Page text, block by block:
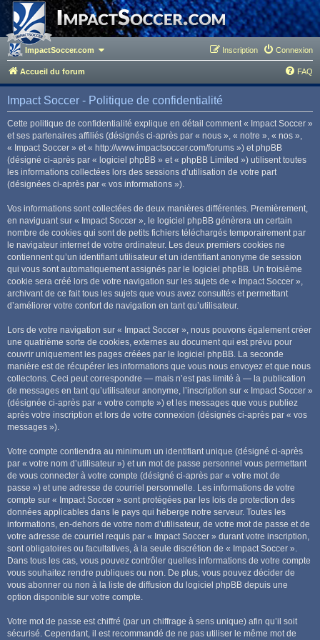
ImpactSoccer.com Connexion
Inscription
Accueil du forum FAQ
Impact Soccer - Politique de confidentialité
Cette politique de confidentialité explique en détail comment « Impact Soccer »
et ses partenaires affiliés (désignés ci-après par « nous », « notre », « nos »,
« Impact Soccer » et « http://www.impactsoccer.com/forums ») et phpBB
(désigné ci-après par « logiciel phpBB » et « phpBB Limited ») utilisent toutes
les informations collectées lors des sessions d’utilisation de votre part
(désignées ci-après par « vos informations »).
Vos informations sont collectées de deux manières différentes. Premièrement,
en naviguant sur « Impact Soccer », le logiciel phpBB génèrera un certain
nombre de cookies qui sont de petits fichiers téléchargés temporairement par
le navigateur internet de votre ordinateur. Les deux premiers cookies ne
contiennent qu’un identifiant utilisateur et un identifiant anonyme de session
qui vous sont automatiquement assignés par le logiciel phpBB. Un troisième
cookie sera créé lors de votre navigation sur les sujets de « Impact Soccer »,
archivant de ce fait tous les sujets que vous avez consultés et permettant
d’améliorer votre confort de navigation en tant qu’utilisateur.
Lors de votre navigation sur « Impact Soccer », nous pouvons également créer
une quatrième sorte de cookies, externes au document qui est prévu pour
couvrir uniquement les pages créées par le logiciel phpBB. La seconde
manière est de récupérer les informations que vous nous envoyez et que nous
collectons. Ceci peut correspondre — mais n’est pas limité à — la publication
de messages en tant qu’utilisateur anonyme, l’inscription sur « Impact Soccer »
(désignée ci-après par « votre compte ») et les messages que vous publiez
après votre inscription et lors de votre connexion (désignés ci-après par « vos
messages »).
Votre compte contiendra au minimum un identifiant unique (désigné ci-après
par « votre nom d’utilisateur ») et un mot de passe personnel vous permettant
de vous connecter à votre compte (désigné ci-après par « votre mot de
passe ») et une adresse de courriel personnelle. Les informations de votre
compte sur « Impact Soccer » sont protégées par les lois de protection des
données applicables dans le pays qui héberge notre serveur. Toutes les
informations, en-dehors de votre nom d’utilisateur, de votre mot de passe et de
votre adresse de courriel requis par « Impact Soccer » durant votre inscription,
sont obligatoires ou facultatives, à la seule discrétion de « Impact Soccer ».
Dans tous les cas, vous pouvez contrôler quelles informations de votre compte
vous souhaitez rendre publiques ou non. De plus, vous pouvez décider de
vous abonner ou non à la liste de diffusion du logiciel phpBB depuis une
option disponible sur votre compte.
Votre mot de passe est chiffré (par un chiffrage à sens unique) afin qu’il soit
sécurisé. Cependant, il est recommandé de ne pas utiliser le même mot de